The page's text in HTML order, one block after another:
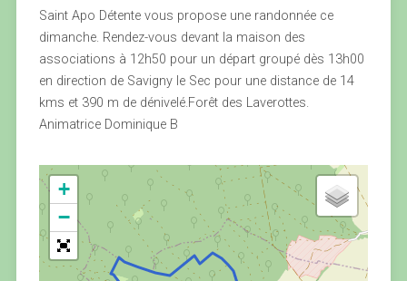
Saint Apo Détente vous propose une randonnée ce
dimanche. Rendez-vous devant la maison des
associations à 12h50 pour un départ groupé dès 13h00
en direction de Savigny le Sec pour une distance de 14
kms et 390 m de dénivelé.Forêt des Laverottes.
Animatrice Dominique B
+
−